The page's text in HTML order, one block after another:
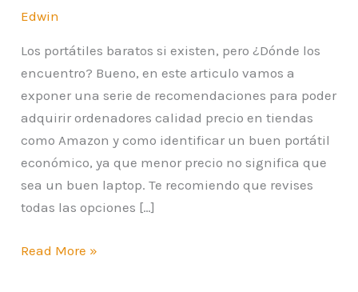
Edwin
Los portátiles baratos si existen, pero ¿Dónde los
encuentro? Bueno, en este articulo vamos a
exponer una serie de recomendaciones para poder
adquirir ordenadores calidad precio en tiendas
como Amazon y como identificar un buen portátil
económico, ya que menor precio no significa que
sea un buen laptop. Te recomiendo que revises
todas las opciones […]
Read More »